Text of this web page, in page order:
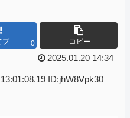
ブ 0 コピー
2025.01.20 14:34
ID:jhW8Vpk30